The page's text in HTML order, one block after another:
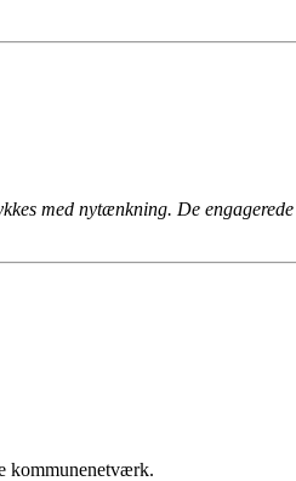
med nytænkning. De
kommunenetværk.